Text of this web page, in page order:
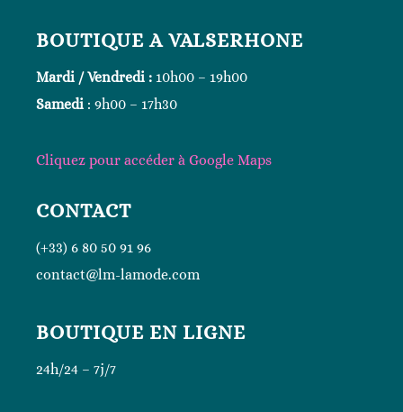
BOUTIQUE A VALSERHONE
Mardi / Vendredi : 10h00 – 19h00
Samedi : 9h00 – 17h30
Cliquez pour accéder à Google Maps
CONTACT
(+33) 6 80 50 91 96
contact@lm-lamode.com
BOUTIQUE EN LIGNE
24h/24 – 7j/7